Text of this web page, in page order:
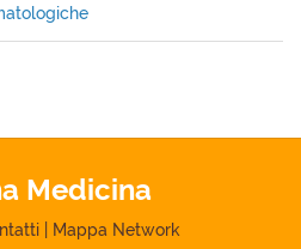
Medicina
Mappa Network